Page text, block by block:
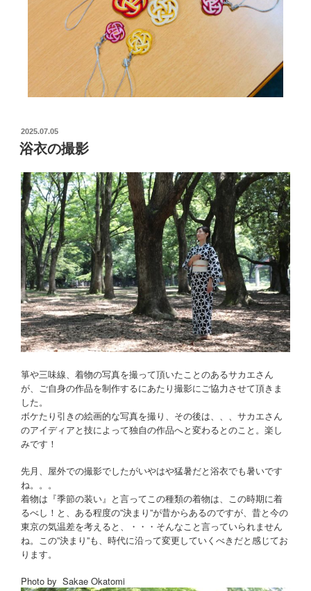
2025.07.05
浴衣の撮影
箏や三味線、着物の写真を撮って頂いたことのあるサカエさん
が、ご自身の作品を制作するにあたり撮影にご協力させて頂きま
した。
ボケたり引きの絵画的な写真を撮り、その後は、、、サカエさん
のアイディアと技によって独自の作品へと変わるとのこと。楽し
みです！
先月、屋外での撮影でしたがいやはや猛暑だと浴衣でも暑いです
ね。。。
着物は『季節の装い』と言ってこの種類の着物は、この時期に着
るべし！と、ある程度の”決まり”が昔からあるのですが、昔と今の
東京の気温差を考えると、・・・そんなこと言っていられません
ね。この”決まり”も、時代に沿って変更していくべきだと感じてお
ります。
Photo by Sakae Okatomi